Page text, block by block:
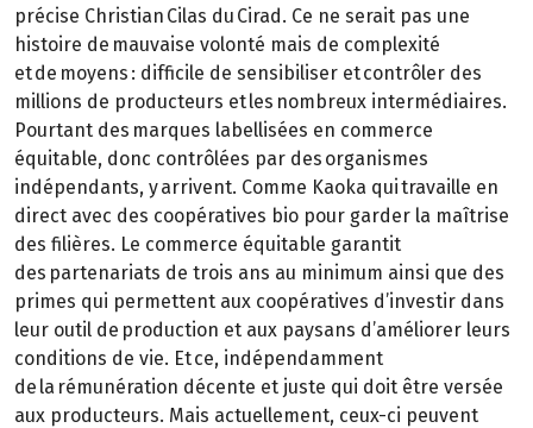
précise Christian Cilas du Cirad. Ce ne serait pas une
histoire de mauvaise volonté mais de complexité
et de moyens : difficile de sensibiliser et contrôler des
millions de producteurs et les nombreux intermédiaires.
Pourtant des marques labellisées en commerce
équitable, donc contrôlées par des organismes
indépendants, y arrivent. Comme Kaoka qui travaille en
direct avec des coopératives bio pour garder la maîtrise
des filières. Le commerce équitable garantit
des partenariats de trois ans au minimum ainsi que des
primes qui permettent aux coopératives d’investir dans
leur outil de production et aux paysans d’améliorer leurs
conditions de vie. Et ce, indépendamment
de la rémunération décente et juste qui doit être versée
aux producteurs. Mais actuellement, ceux-ci peuvent